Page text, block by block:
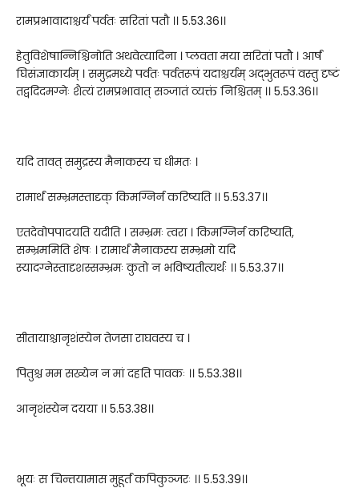
रामप्रभावादाश्चर्यं पर्वतः सरितां पतौ ।। 5.53.36।।
हेतुविशेषान्निश्चिनोति अथवेत्यादिना । प्लवता मया सरितां पतौ । आर्षं
घिसंज्ञाकार्यम् । समुद्रमध्ये पर्वतः पर्वतरूपं यदाश्चर्यम् अद्भुतरूपं वस्तु दृष्टं
तद्वदिदमग्नेः शैत्यं रामप्रभावात् सञ्जातं व्यक्तं निश्चितम् ।। 5.53.36।।
यदि तावत् समुद्रस्य मैनाकस्य च धीमतः ।
रामार्थं सम्भ्रमस्तादृक् किमग्निर्न करिष्यति ।। 5.53.37।।
एतदेवोपपादयति यदीति । सम्भ्रमः त्वरा । किमग्निर्न करिष्यति,
सम्भ्रममिति शेषः । रामार्थं मैनाकस्य सम्भ्रमो यदि
स्यादग्नेस्तादृशस्सम्भ्रमः कुतो न भविष्यतीत्यर्थः ।। 5.53.37।।
सीतायाश्चानृशंस्येन तेजसा राघवस्य च ।
पितुश्च मम सख्येन न मां दहति पावकः ।। 5.53.38।।
आनृशंस्येन दयया ।। 5.53.38।।
भूयः स चिन्तयामास मुहूर्तं कपिकुञ्जरः ।। 5.53.39।।